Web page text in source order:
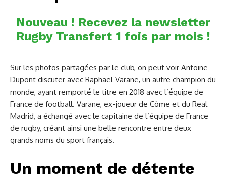
Nouveau ! Recevez la newsletter
Rugby Transfert 1 fois par mois !
Sur les photos partagées par le club, on peut voir Antoine
Dupont discuter avec Raphaël Varane, un autre champion du
monde, ayant remporté le titre en 2018 avec l’équipe de
France de football. Varane, ex-joueur de Côme et du Real
Madrid, a échangé avec le capitaine de l’équipe de France
de rugby, créant ainsi une belle rencontre entre deux
grands noms du sport français.
Un moment de détente